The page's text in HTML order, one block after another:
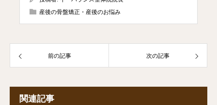
産後の骨盤矯正・産後のお悩み
前の記事 次の記事
関連記事